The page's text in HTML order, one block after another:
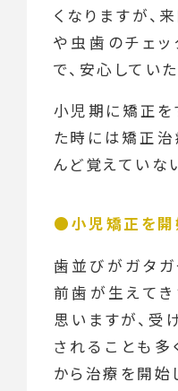
くなりますが、
や虫歯のチェ
で、安心してい
小児期に矯正を
た時には矯正
んど覚えていな
小児矯正を
歯並びがガタ
前歯が生えて
思いますが、受
されることも多
から治療を開始